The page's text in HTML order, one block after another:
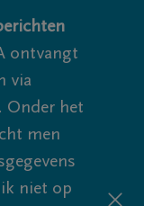
ontvangt
via
Onder het
men
niet op